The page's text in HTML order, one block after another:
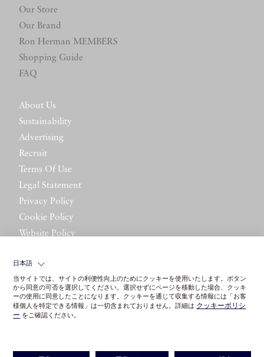
Our Store
Our Brand
Ron Herman MEMBERS
Shopping Guide
FAQ
About Us
Sustainability
Advertising
Recruit
Terms Of Use
Legal Statement
Privacy Policy
Cookie Policy
Website Policy
日本語
当サイトでは、サイトの利便性向上のためにクッキーを使用いたします。ボタン
から同意の可否を選択してください。選択せずにページを移動した場合、クッキ
ーの使用に同意したことになります。クッキーを通じて収集する情報には「お客
様個人を特定できる情報」は一切含まれておりません。詳細は クッキーポリシ
ー をご確認ください。